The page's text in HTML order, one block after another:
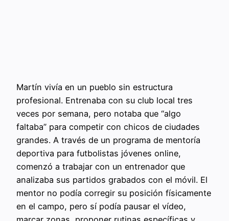
Martín vivía en un pueblo sin estructura
profesional. Entrenaba con su club local tres
veces por semana, pero notaba que “algo
faltaba” para competir con chicos de ciudades
grandes. A través de un programa de mentoría
deportiva para futbolistas jóvenes online,
comenzó a trabajar con un entrenador que
analizaba sus partidos grabados con el móvil. El
mentor no podía corregir su posición físicamente
en el campo, pero sí podía pausar el vídeo,